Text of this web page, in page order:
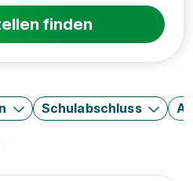
finden
Schulabschluss